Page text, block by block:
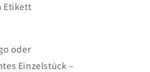
Etikett
oder
Einzelstück –